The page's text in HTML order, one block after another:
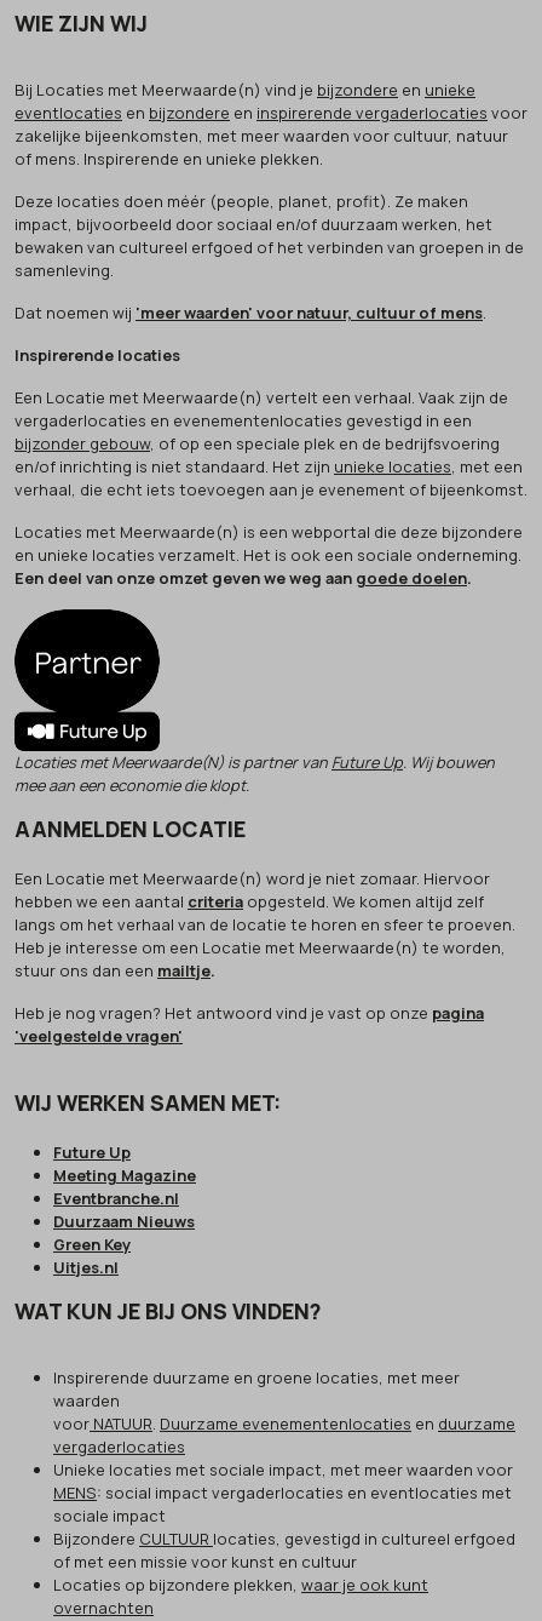
WIE ZIJN WIJ
Bij Locaties met Meerwaarde(n) vind je bijzondere en unieke
eventlocaties en bijzondere en inspirerende vergaderlocaties voor
zakelijke bijeenkomsten, met meer waarden voor cultuur, natuur
of mens. Inspirerende en unieke plekken.
Deze locaties doen méér (people, planet, profit). Ze maken
impact, bijvoorbeeld door sociaal en/of duurzaam werken, het
bewaken van cultureel erfgoed of het verbinden van groepen in de
samenleving.
Dat noemen wij 'meer waarden' voor natuur, cultuur of mens.
Inspirerende locaties
Een Locatie met Meerwaarde(n) vertelt een verhaal. Vaak zijn de
vergaderlocaties en evenementenlocaties gevestigd in een
bijzonder gebouw, of op een speciale plek en de bedrijfsvoering
en/of inrichting is niet standaard. Het zijn unieke locaties, met een
verhaal, die echt iets toevoegen aan je evenement of bijeenkomst.
Locaties met Meerwaarde(n) is een webportal die deze bijzondere
en unieke locaties verzamelt. Het is ook een sociale onderneming.
Een deel van onze omzet geven we weg aan goede doelen.
Locaties met Meerwaarde(N) is partner van Future Up. Wij bouwen
mee aan een economie die klopt.
AANMELDEN LOCATIE
Een Locatie met Meerwaarde(n) word je niet zomaar. Hiervoor
hebben we een aantal criteria opgesteld. We komen altijd zelf
langs om het verhaal van de locatie te horen en sfeer te proeven.
Heb je interesse om een Locatie met Meerwaarde(n) te worden,
stuur ons dan een mailtje.
Heb je nog vragen? Het antwoord vind je vast op onze pagina
'veelgestelde vragen'
WIJ WERKEN SAMEN MET:
Future Up
Meeting Magazine
Eventbranche.nl
Duurzaam Nieuws
Green Key
Uitjes.nl
WAT KUN JE BIJ ONS VINDEN?
Inspirerende duurzame en groene locaties, met meer
waarden
voor NATUUR. Duurzame evenementenlocaties en duurzame
vergaderlocaties
Unieke locaties met sociale impact, met meer waarden voor
MENS: social impact vergaderlocaties en eventlocaties met
sociale impact
Bijzondere CULTUUR locaties, gevestigd in cultureel erfgoed
of met een missie voor kunst en cultuur
Locaties op bijzondere plekken, waar je ook kunt
overnachten